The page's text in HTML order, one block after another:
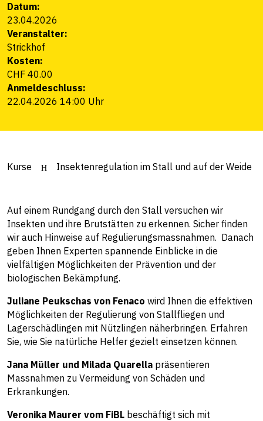
Datum:
23.04.2026
Veranstalter:
Strickhof
Kosten:
CHF 40.00
Anmeldeschluss:
22.04.2026 14:00 Uhr
Kurse Insektenregulation im Stall und auf der Weide
Auf einem Rundgang durch den Stall versuchen wir
Insekten und ihre Brutstätten zu erkennen. Sicher finden
wir auch Hinweise auf Regulierungsmassnahmen. Danach
geben Ihnen Experten spannende Einblicke in die
vielfältigen Möglichkeiten der Prävention und der
biologischen Bekämpfung.
Juliane Peukschas von Fenaco wird Ihnen die effektiven
Möglichkeiten der Regulierung von Stallfliegen und
Lagerschädlingen mit Nützlingen näherbringen. Erfahren
Sie, wie Sie natürliche Helfer gezielt einsetzen können.
Jana Müller und Milada Quarella präsentieren
Massnahmen zu Vermeidung von Schäden und
Erkrankungen.
Veronika Maurer vom FiBL beschäftigt sich mit